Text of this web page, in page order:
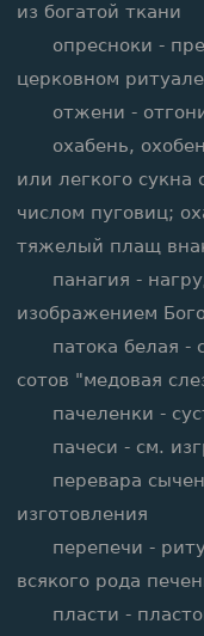
из богатой ткани
опресноки -
церковном ритуале
отжени -
охабень,
или легкого
числом пуговиц;
тяжелый плащ
панагия -
изображением
патока белая -
сотов "медовая
пачеленки -
пачеси - см.
перевара
изготовления
перепечи -
всякого рода
пласти -